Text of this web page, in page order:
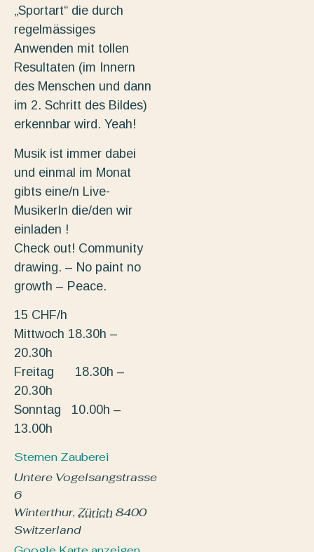
„Sportart“ die durch
regelmässiges
Anwenden mit tollen
Resultaten (im Innern
des Menschen und dann
im 2. Schritt des Bildes)
erkennbar wird. Yeah!
Musik ist immer dabei
und einmal im Monat
gibts eine/n Live-
MusikerIn die/den wir
einladen !
Check out! Community
drawing. – No paint no
growth – Peace.
15 CHF/h
Mittwoch 18.30h –
20.30h
Freitag 18.30h –
20.30h
Sonntag 10.00h –
13.00h
Sternen Zauberei
Untere Vogelsangstrasse
6
Winterthur, Zürich8400
Switzerland